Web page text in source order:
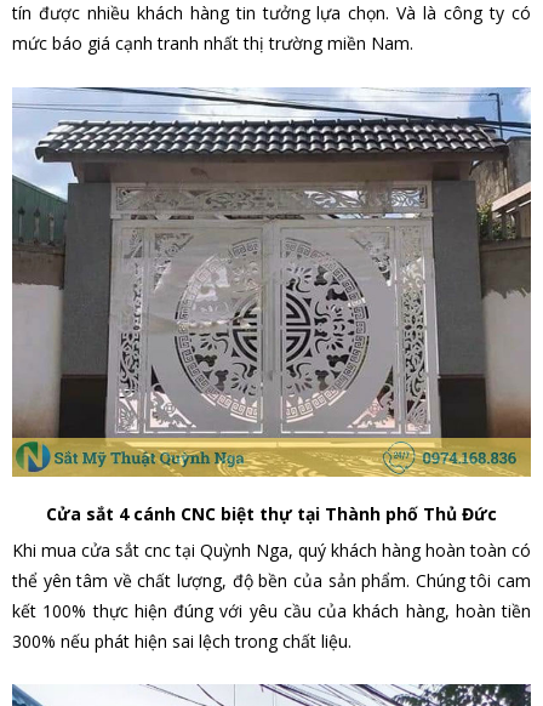
tín được nhiều khách hàng tin tưởng lựa chọn. Và là công ty có
mức báo giá cạnh tranh nhất thị trường miền Nam.
Cửa sắt 4 cánh CNC biệt thự tại Thành phố Thủ Đức
Khi mua cửa sắt cnc tại Quỳnh Nga, quý khách hàng hoàn toàn có
thể yên tâm về chất lượng, độ bền của sản phẩm. Chúng tôi cam
kết 100% thực hiện đúng với yêu cầu của khách hàng, hoàn tiền
300% nếu phát hiện sai lệch trong chất liệu.